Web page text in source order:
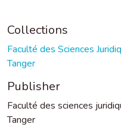
Collections
Faculté des Sciences
Tanger
Publisher
Faculté des sciences
Tanger